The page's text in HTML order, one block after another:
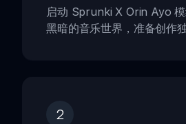
启动 Sprunki X Orin Ayo
黑暗的音乐世界，准备创作
2